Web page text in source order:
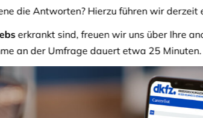
Überblick bieten. Sie sind aber nicht
zu ersetzen.
Kürze
die Antworten? Hierzu führen wir derzeit
erkrankt sind, freuen wir uns über Ihre
an der Umfrage dauert etwa 25 Minuten.